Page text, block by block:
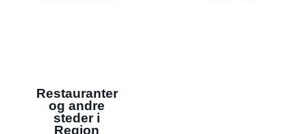
Restauranter
og andre
steder i
Region